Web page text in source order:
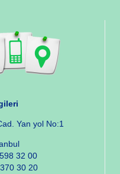
Yan yol No:1
32 00
30 20